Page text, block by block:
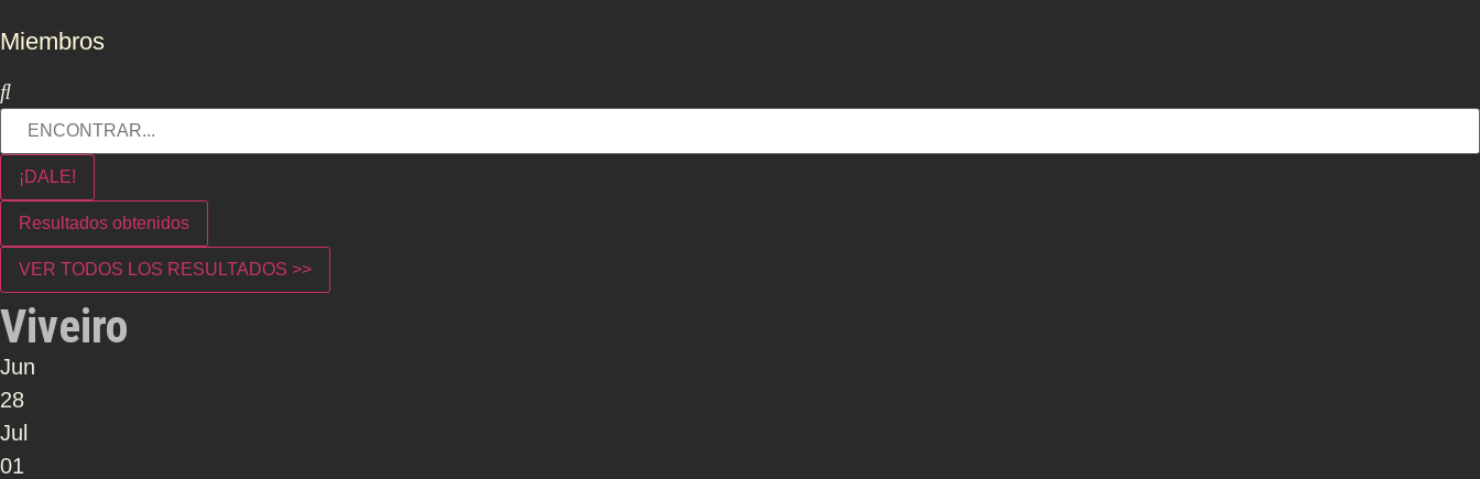
Miembros
¡DALE!
Resultados obtenidos
VER TODOS LOS RESULTADOS >>
Viveiro
Jun
28
Jul
01